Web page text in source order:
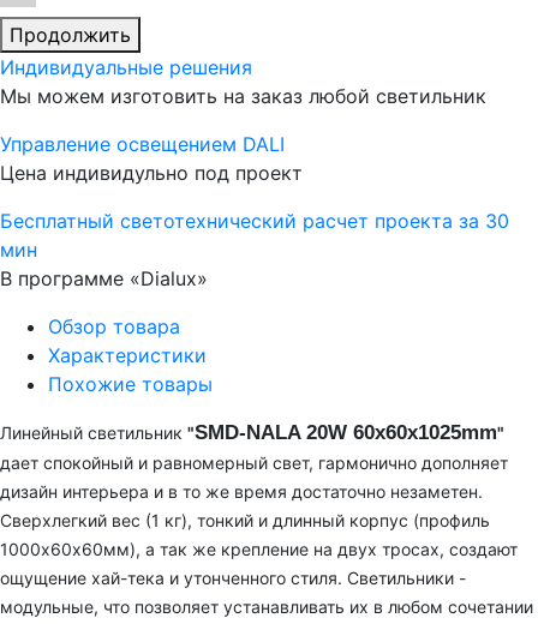
Продолжить
Индивидуальные решения
Мы можем изготовить на заказ любой светильник
Управление освещением DALI
Цена индивидульно под проект
Бесплатный светотехнический расчет проекта за 30
мин
В программе «Dialux»
Обзор товара
Характеристики
Похожие товары
Линейный светильник "SMD-NALA 20W 60х60х1025mm"
дает спокойный и равномерный свет, гармонично дополняет
дизайн интерьера и в то же время достаточно незаметен.
Сверхлегкий вес (1 кг), тонкий и длинный корпус (профиль
1000х60х60мм), а так же крепление на двух тросах, создают
ощущение хай-тека и утонченного стиля. Светильники -
модульные, что позволяет устанавливать их в любом сочетании